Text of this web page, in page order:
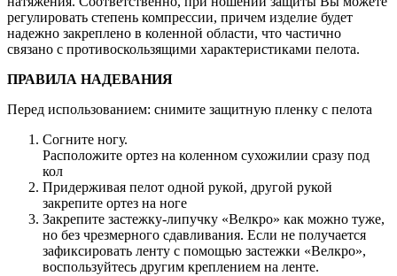
регулировать степень компрессии, причем изделие будет
надежно закреплено в коленной области, что частично
связано с противоскользящими характеристиками пелота.
ПРАВИЛА НАДЕВАНИЯ
Перед использованием: снимите защитную пленку с пелота
Согните ногу.
Расположите ортез на коленном сухожилии сразу под
кол
Придерживая пелот одной рукой, другой рукой
закрепите ортез на ноге
Закрепите застежку-липучку «Велкро» как можно туже,
но без чрезмерного сдавливания. Если не получается
зафиксировать ленту с помощью застежки «Велкро»,
воспользуйтесь другим креплением на ленте.